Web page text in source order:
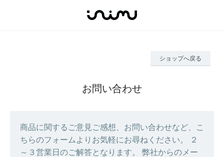
ショップへ戻る
お問い合わせ
商品に関するご意見ご感想、お問い合わせなど、こ
ちらのフォームよりお気軽にお尋ねください。 ２
～３営業日のご解答となります。 弊社からのメー